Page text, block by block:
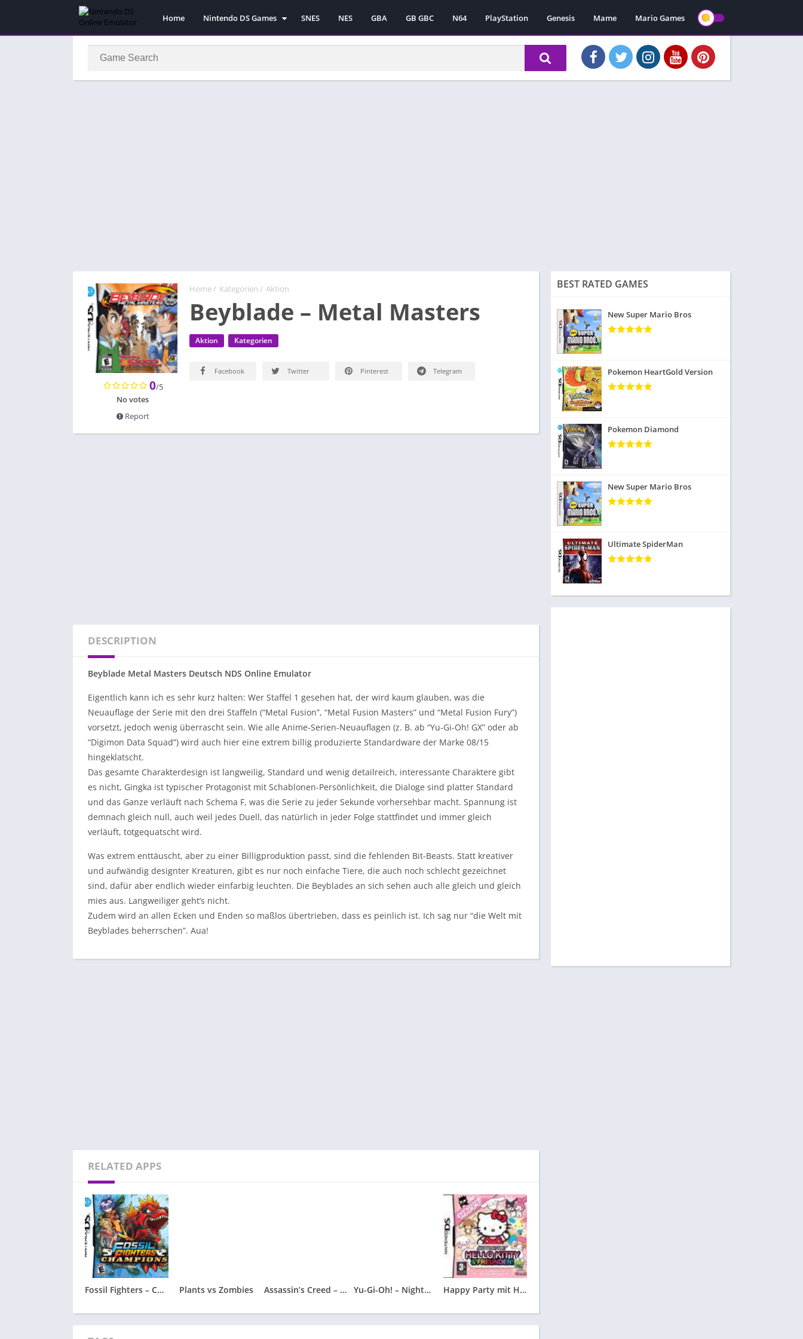
Home
Nintendo DS Games
Pokemon Games
SNES NES GBA GB GBC N64 PlayStation Genesis Mame Mario Games
Home/ Kategorien / Aktion
Beyblade – Metal Masters
Aktion Kategorien
0/5
No votes
Report
Facebook Twitter Pinterest Telegram
DESCRIPTION
Beyblade Metal Masters Deutsch NDS Online Emulator
Eigentlich kann ich es sehr kurz halten: Wer Staffel 1 gesehen hat, der wird kaum glauben, was die
Neuauflage der Serie mit den drei Staffeln (“Metal Fusion”, “Metal Fusion Masters” und “Metal Fusion Fury”)
vorsetzt, jedoch wenig überrascht sein. Wie alle Anime-Serien-Neuauflagen (z. B. ab “Yu-Gi-Oh! GX” oder ab
“Digimon Data Squad”) wird auch hier eine extrem billig produzierte Standardware der Marke 08/15
hingeklatscht.
Das gesamte Charakterdesign ist langweilig, Standard und wenig detailreich, interessante Charaktere gibt
es nicht, Gingka ist typischer Protagonist mit Schablonen-Persönlichkeit, die Dialoge sind platter Standard
und das Ganze verläuft nach Schema F, was die Serie zu jeder Sekunde vorhersehbar macht. Spannung ist
demnach gleich null, auch weil jedes Duell, das natürlich in jeder Folge stattfindet und immer gleich
verläuft, totgequatscht wird.
Was extrem enttäuscht, aber zu einer Billigproduktion passt, sind die fehlenden Bit-Beasts. Statt kreativer
und aufwändig designter Kreaturen, gibt es nur noch einfache Tiere, die auch noch schlecht gezeichnet
sind, dafür aber endlich wieder einfarbig leuchten. Die Beyblades an sich sehen auch alle gleich und gleich
mies aus. Langweiliger geht’s nicht.
Zudem wird an allen Ecken und Enden so maßlos übertrieben, dass es peinlich ist. Ich sag nur “die Welt mit
Beyblades beherrschen”. Aua!
RELATED APPS
Fossil Fighters – Champions Plants vs Zombies Assassin’s Creed – Altair’s Chronicles Yu-Gi-Oh! – Nightmare Troubadour Happy Party mit Hello Kitty und Freunden
BEST RATED GAMES
New Super Mario Bros
Pokemon HeartGold Version
Pokemon Diamond
New Super Mario Bros
Ultimate SpiderMan